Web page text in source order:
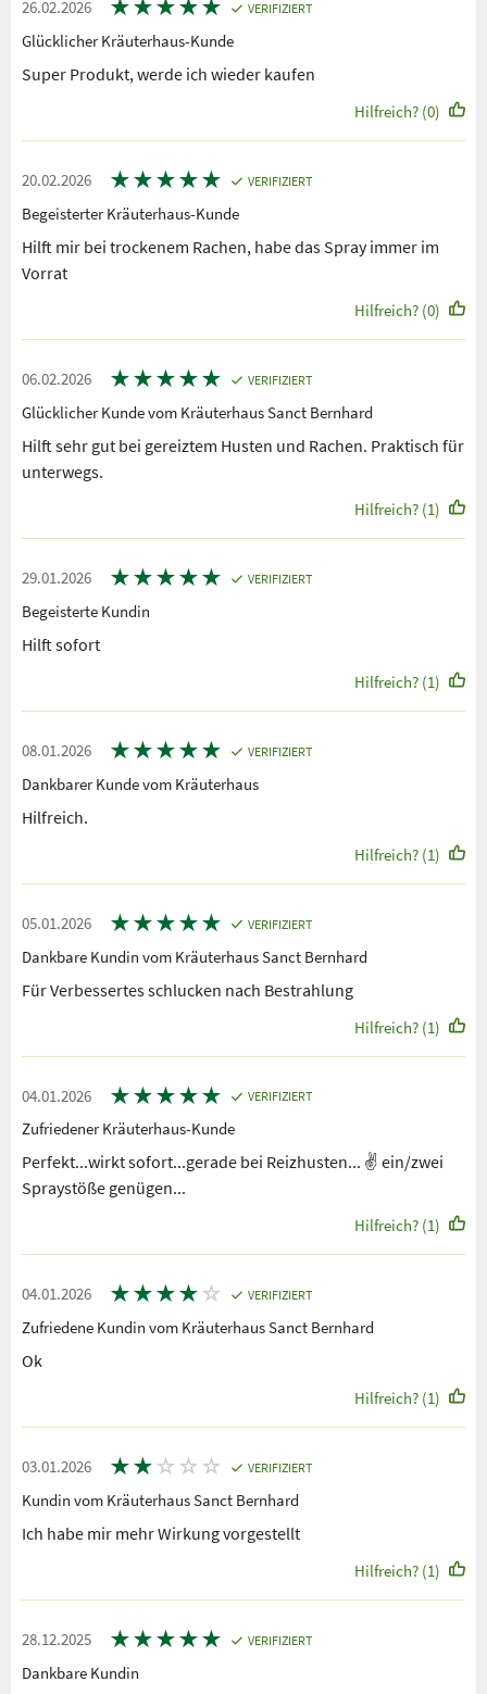
26.02.2026 ★★★★★ VERIFIZIERT
Glücklicher Kräuterhaus-Kunde
Super Produkt, werde ich wieder kaufen
Hilfreich? (0)
20.02.2026 ★★★★★ VERIFIZIERT
Begeisterter Kräuterhaus-Kunde
Hilft mir bei trockenem Rachen, habe das Spray immer im
Vorrat
Hilfreich? (0)
06.02.2026 ★★★★★ VERIFIZIERT
Glücklicher Kunde vom Kräuterhaus Sanct Bernhard
Hilft sehr gut bei gereiztem Husten und Rachen. Praktisch für
unterwegs.
Hilfreich? (1)
29.01.2026 ★★★★★ VERIFIZIERT
Begeisterte Kundin
Hilft sofort
Hilfreich? (1)
08.01.2026 ★★★★★ VERIFIZIERT
Dankbarer Kunde vom Kräuterhaus
Hilfreich.
Hilfreich? (1)
05.01.2026 ★★★★★ VERIFIZIERT
Dankbare Kundin vom Kräuterhaus Sanct Bernhard
Für Verbessertes schlucken nach Bestrahlung
Hilfreich? (1)
04.01.2026 ★★★★★ VERIFIZIERT
Zufriedener Kräuterhaus-Kunde
Perfekt...wirkt sofort...gerade bei Reizhusten... ✌️ ein/zwei
Spraystöße genügen...
Hilfreich? (1)
04.01.2026 ★★★★ ☆ VERIFIZIERT
Zufriedene Kundin vom Kräuterhaus Sanct Bernhard
Ok
Hilfreich? (1)
03.01.2026 ★★ ☆ ☆ ☆ VERIFIZIERT
Kundin vom Kräuterhaus Sanct Bernhard
Ich habe mir mehr Wirkung vorgestellt
Hilfreich? (1)
28.12.2025 ★★★★★ VERIFIZIERT
Dankbare Kundin